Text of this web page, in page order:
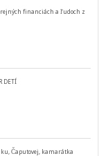
financiách a ľudoch z
DETÍ
Čaputovej, kamarátka